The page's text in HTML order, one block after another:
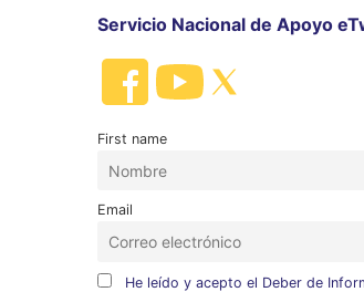
Servicio Nacional de Apoyo
First name
Email
He leído y acepto el Deber de